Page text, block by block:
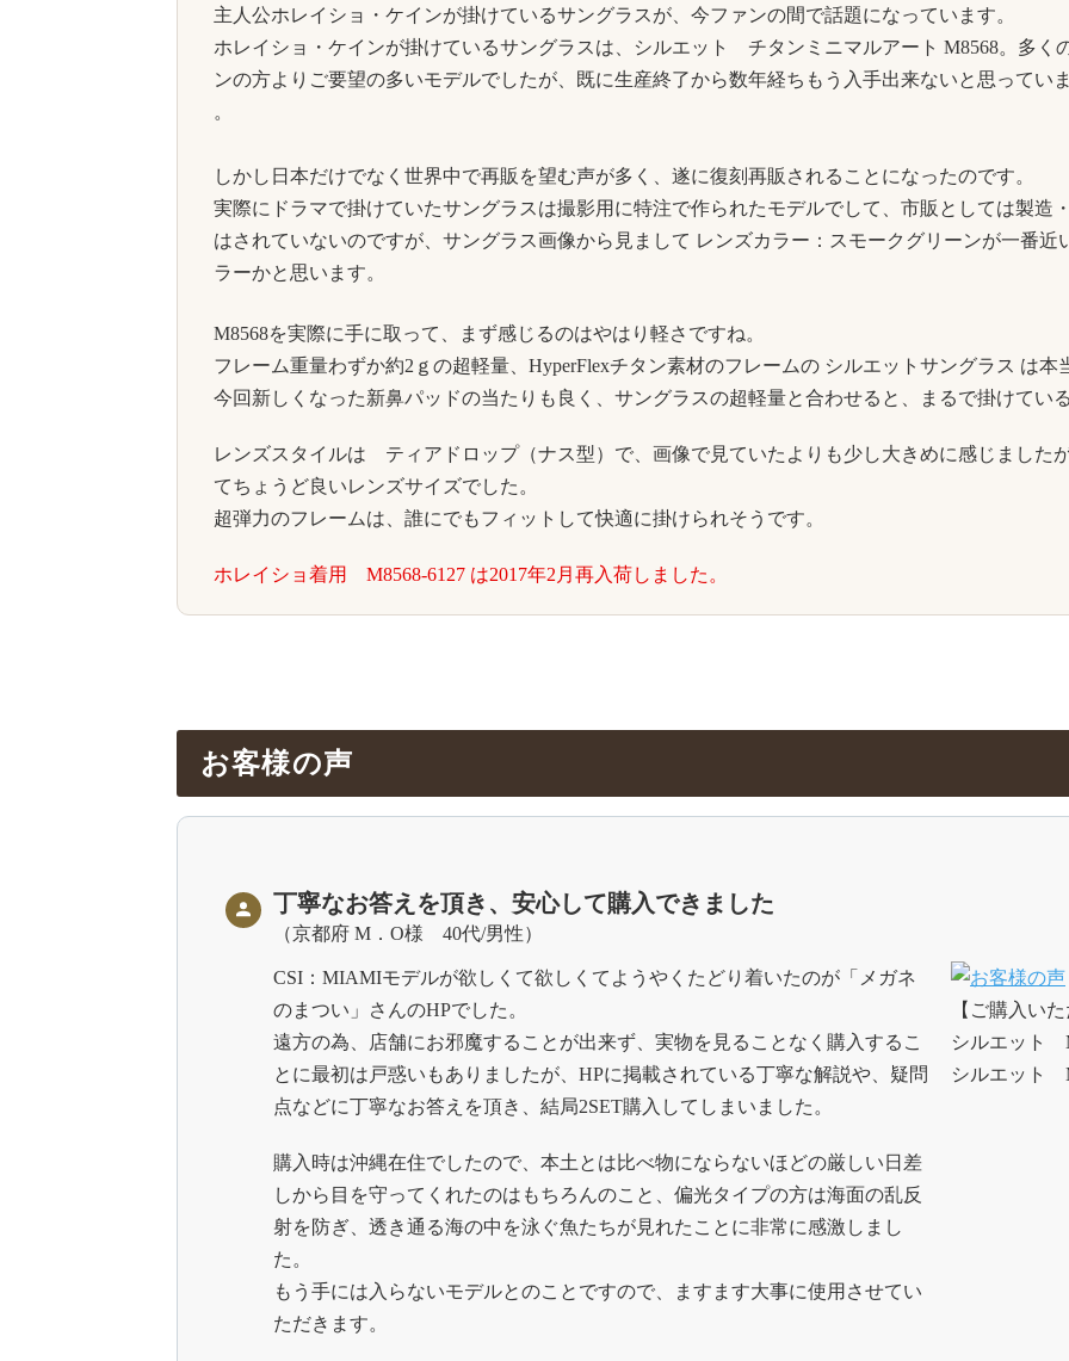
主人公ホレイショ・ケインが掛けているサングラスが、今ファンの間で話題になっています。
ホレイショ・ケインが掛けているサングラスは、シルエット チタンミニマルアート M8568。多く
ンの方よりご要望の多いモデルでしたが、既に生産終了から数年経ちもう入手出来ないと思ってい
。
しかし日本だけでなく世界中で再販を望む声が多く、遂に復刻再販されることになったのです。
実際にドラマで掛けていたサングラスは撮影用に特注で作られたモデルでして、市販としては製造
はされていないのですが、サングラス画像から見まして レンズカラー：スモークグリーンが一番近
ラーかと思います。
M8568を実際に手に取って、まず感じるのはやはり軽さですね。
フレーム重量わずか約2ｇの超軽量、HyperFlexチタン素材のフレームの シルエットサングラス は本
今回新しくなった新鼻パッドの当たりも良く、サングラスの超軽量と合わせると、まるで掛けてい
レンズスタイルは ティアドロップ（ナス型）で、画像で見ていたよりも少し大きめに感じました
てちょうど良いレンズサイズでした。
超弾力のフレームは、誰にでもフィットして快適に掛けられそうです。
ホレイショ着用 M8568-6127 は2017年2月再入荷しました。
お客様の声
丁寧なお答えを頂き、安心して購入できました
京都府 M．O様 40代/男性
CSI：MIAMIモデルが欲しくて欲しくてようやくたどり着いたのが「メガネ
のまつい」さんのHPでした。
遠方の為、店舗にお邪魔することが出来ず、実物を見ることなく購入するこ
とに最初は戸惑いもありましたが、HPに掲載されている丁寧な解説や、疑問
点などに丁寧なお答えを頂き、結局2SET購入してしまいました。
購入時は沖縄在住でしたので、本土とは比べ物にならないほどの厳しい日差
しから目を守ってくれたのはもちろんのこと、偏光タイプの方は海面の乱反
射を防ぎ、透き通る海の中を泳ぐ魚たちが見れたことに非常に感激しまし
た。
もう手には入らないモデルとのことですので、ますます大事に使用させてい
ただきます。
【ご購入い
シルエット
シルエット